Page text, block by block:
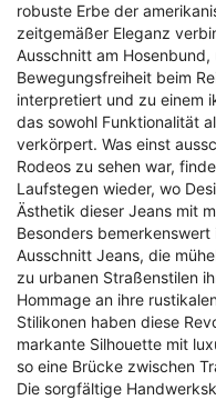
robuste Erbe der
zeitgemäßer Eleganz
Ausschnitt am
Bewegungsfreiheit beim
interpretiert und zu einem
das sowohl Funktionalität
verkörpert. Was einst
Rodeos zu sehen war,
Laufstegen wieder, wo
Ästhetik dieser Jeans mit
Besonders
Ausschnitt Jeans, die
zu urbanen Straßenstilen
Hommage an ihre
Stilikonen haben diese
markante Silhouette mit
so eine Brücke zwischen
Die sorgfältige